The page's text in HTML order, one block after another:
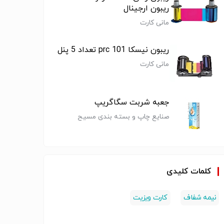
گل سینه
سنجاق سینه
ریبون ارجینال
مانی کارت
ریبون نیسکا prc 101 تعداد 5 پنل
مانی کارت
جعبه شربت سگاگریپ
صنایع چاپ و بسته بندی مسیح
کلمات کلیدی
نیمه شفاف کارت ویزیت